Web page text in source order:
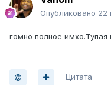
Опубликовано 22
гомно полное имхо.Тупая
Цитата